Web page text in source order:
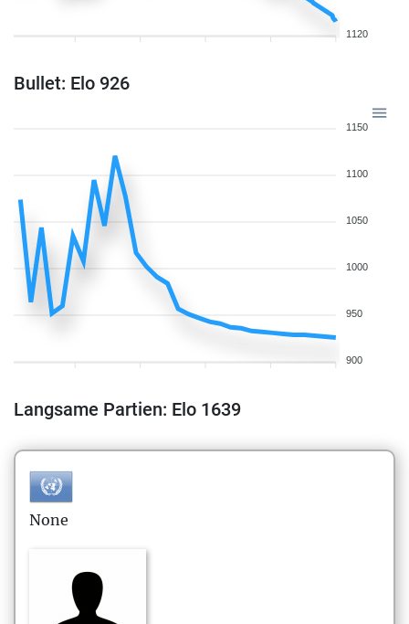
1120
Bullet: Elo 926
1150
1100
1050
1000
950
900
Langsame Partien: Elo 1639
None